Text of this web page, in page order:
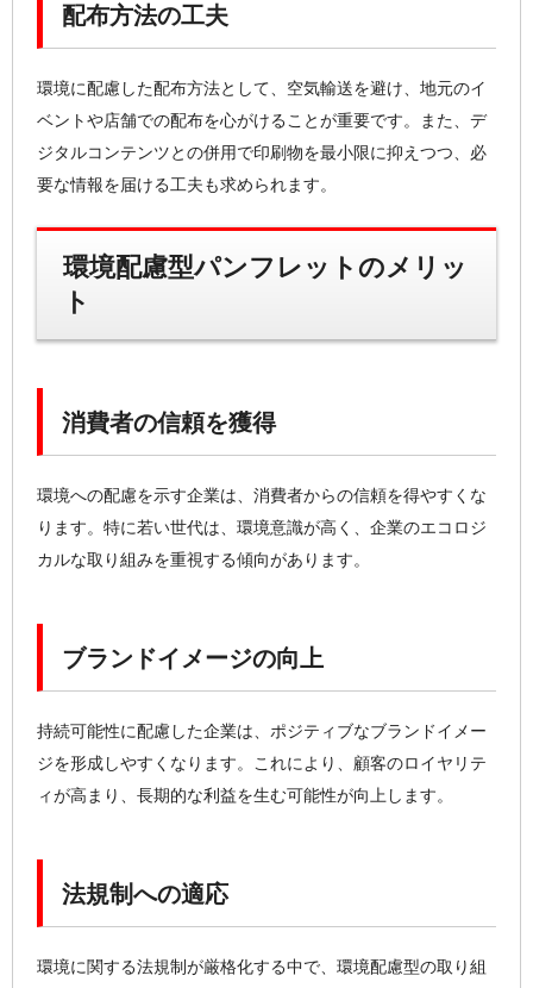
配布方法の工夫
環境に配慮した配布方法として、空気輸送を避け、地元のイ
ベントや店舗での配布を心がけることが重要です。また、デ
ジタルコンテンツとの併用で印刷物を最小限に抑えつつ、必
要な情報を届ける工夫も求められます。
環境配慮型パンフレットのメリッ
ト
消費者の信頼を獲得
環境への配慮を示す企業は、消費者からの信頼を得やすくな
ります。特に若い世代は、環境意識が高く、企業のエコロジ
カルな取り組みを重視する傾向があります。
ブランドイメージの向上
持続可能性に配慮した企業は、ポジティブなブランドイメー
ジを形成しやすくなります。これにより、顧客のロイヤリテ
ィが高まり、長期的な利益を生む可能性が向上します。
法規制への適応
環境に関する法規制が厳格化する中で、環境配慮型の取り組